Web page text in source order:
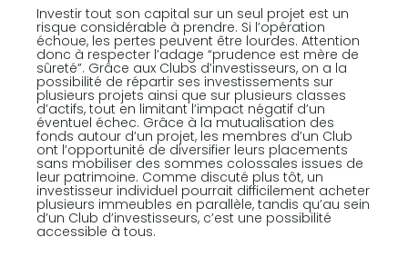
Investir tout son capital sur un seul projet est un
risque considérable à prendre. Si l’opération
échoue, les pertes peuvent être lourdes. Attention
donc à respecter l’adage “prudence est mère de
sûreté”. Grâce aux Clubs d’investisseurs, on a la
possibilité de répartir ses investissements sur
plusieurs projets ainsi que sur plusieurs classes
d’actifs, tout en limitant l’impact négatif d’un
éventuel échec. Grâce à la mutualisation des
fonds autour d’un projet, les membres d’un Club
ont l’opportunité de diversifier leurs placements
sans mobiliser des sommes colossales issues de
leur patrimoine. Comme discuté plus tôt, un
investisseur individuel pourrait difficilement acheter
plusieurs immeubles en parallèle, tandis qu’au sein
d’un Club d’investisseurs, c’est une possibilité
accessible à tous.